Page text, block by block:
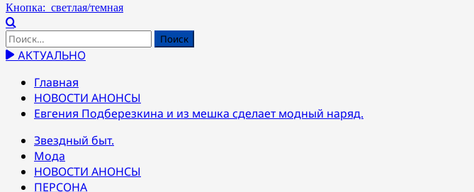
Кнопка: светлая/темная
Найти:
АКТУАЛЬНО
Главная
НОВОСТИ АНОНСЫ
Евгения Подберезкина и из мешка сделает модный наряд.
Звездный быт.
Мода
НОВОСТИ АНОНСЫ
ПЕРСОНА